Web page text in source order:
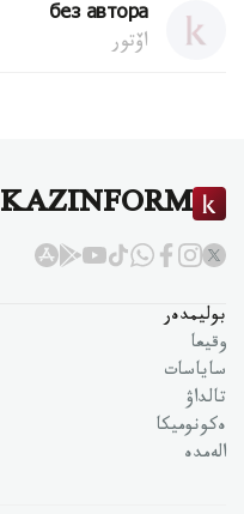
без автора
اۆتور
KAZINFORM
بوليمدەر
وقيعا
ساياسات
تالداۋ
ەكونوميكا
الەمدە